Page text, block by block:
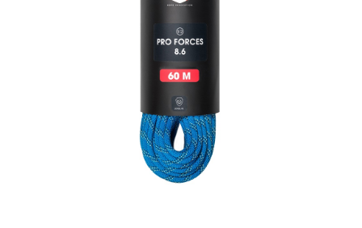
Trail
Escalade / Alpinisme
Bons Plans